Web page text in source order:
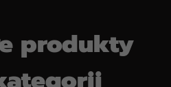
produkty